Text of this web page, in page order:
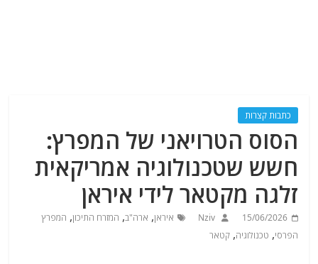
כתבות קצרות
הסוס הטרויאני של המפרץ:
חשש שטכנולוגיה אמריקאית
זלגה מקטאר לידי איראן
15/06/2026
Nziv איראן, ארה"ב, המזרח התיכון, המפרץ
הפרסי, טכנולוגיה,קטאר